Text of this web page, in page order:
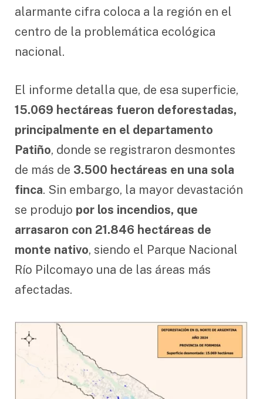
alarmante cifra coloca a la región en el
centro de la problemática ecológica
nacional.
El informe detalla que, de esa superficie,
15.069 hectáreas fueron deforestadas,
principalmente en el departamento
Patiño, donde se registraron desmontes
de más de 3.500 hectáreas en una sola
finca. Sin embargo, la mayor devastación
se produjo por los incendios, que
arrasaron con 21.846 hectáreas de
monte nativo, siendo el Parque Nacional
Río Pilcomayo una de las áreas más
afectadas.